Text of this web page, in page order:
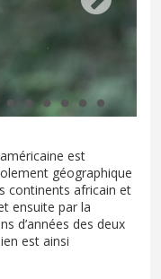
est
géographique
continents africain et
ensuite par la
d’années des deux
est ainsi